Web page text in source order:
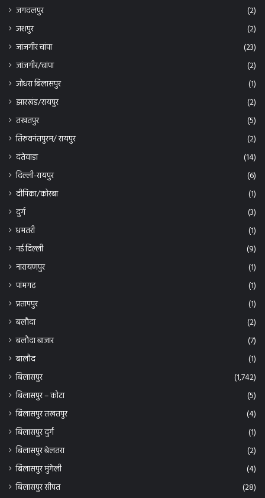
जगदलपुर
(2)
जशपुर
(2)
जांजगीर चांपा
(23)
जांजगीर/चांपा
(2)
जोधरा बिलासपुर
(1)
झारखंड/रायपुर
(2)
तखतपुर
(5)
तिरुवनंतपुरम/ रायपुर
(2)
दंतेवाडा
(14)
दिल्ली-रायपुर
(6)
दीपिका/कोरबा
(1)
दुर्ग
(3)
धमतरी
(1)
नई दिल्ली
(9)
नारायणपुर
(1)
पांमगढ़
(1)
प्रतापपुर
(1)
बलौदा
(2)
बलौदा बाजार
(7)
बालौद
(1)
बिलासपुर
(1,742)
बिलासपुर – कोटा
(5)
बिलासपुर तखतपुर
(4)
बिलासपुर दुर्ग
(1)
बिलासपुर बेलतरा
(2)
बिलासपुर मुंगेली
(4)
बिलासपुर सीपत
(28)